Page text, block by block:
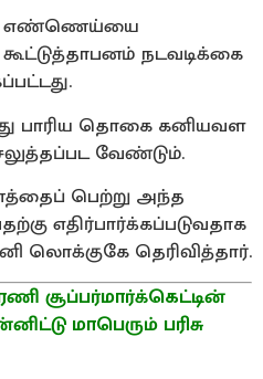
எண்ணெய்யை
நடவடிக்கை
பாரிய தொகை கனியவள
வேண்டும்.
பெற்று அந்த
எதிர்பார்க்கப்படுவதாக
லொக்குகே தெரிவித்தார்.
சூப்பர்மார்க்கெட்டின்
மாபெரும் பரிசு